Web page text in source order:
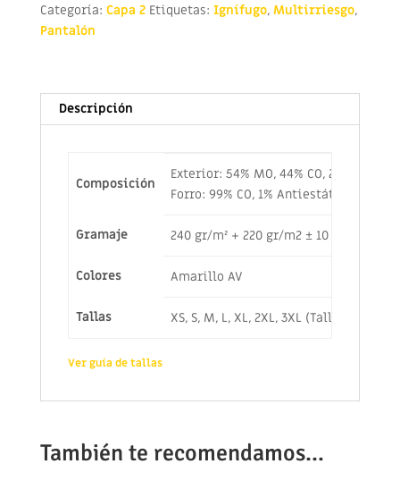
Categoría: Capa 2 Etiquetas: Ignífugo, Multirriesgo,
Pantalón
Descripción
Composición
Exterior: 54% MO, 44% CO, 2%
Forro: 99% CO, 1% Antiestático
Gramaje 240 gr/m² + 220 gr/m2 ± 10 gr/m²
Colores Amarillo AV
Tallas XS, S, M, L, XL, 2XL, 3XL (Tallas
Ver guía de tallas
También te recomendamos…